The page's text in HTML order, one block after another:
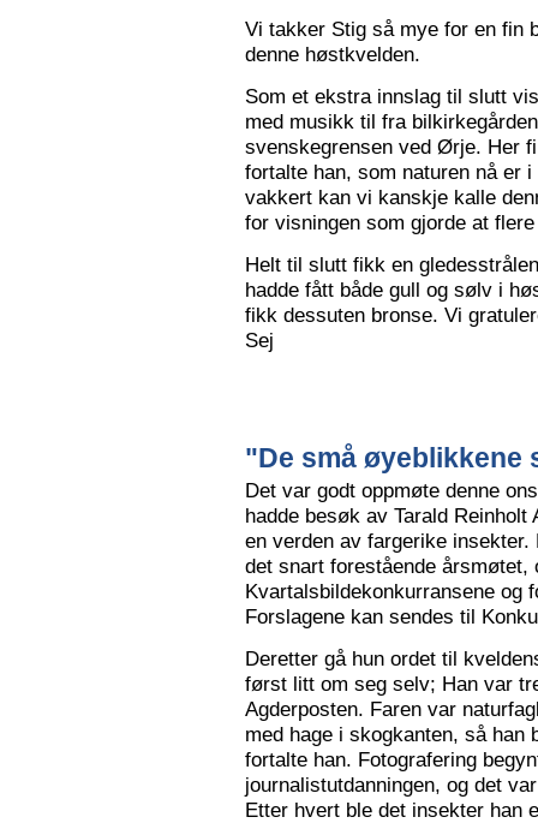
Vi takker Stig så mye for en fin
denne høstkvelden.
Som et ekstra innslag til slutt
med musikk til fra
svenskegrensen ved Ørje. Her
fortalte han, som naturen nå er
vakkert kan vi kanskje kalle
for visningen som gjorde at
Helt til slutt fikk en
hadde fått både gull og sølv i
fikk dessuten bronse. Vi
Sej
"De små øyeblikkene
Det var godt oppmøte denne
hadde besøk av Tarald
en verden av fargerike
det snart forestående
Kvartalsbildekonkurransene og
Forslagene kan sendes til
Deretter gå hun ordet til
først litt om seg selv; Han var
Agderposten. Faren var
med hage i skogkanten, så han
fortalte han. Fotografering
journalistutdanningen, og det
Etter hvert ble det insekter han